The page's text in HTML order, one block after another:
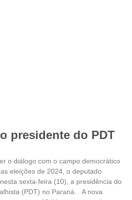
presidente do PDT
o diálogo com o campo democrático
eleições de 2024, o deputado
sexta-feira (10), a presidência do
(PDT) no Paraná. A nova